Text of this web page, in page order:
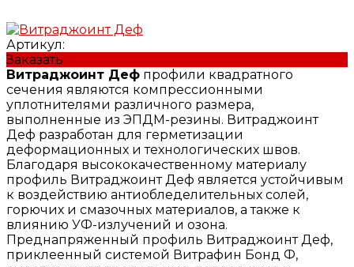
Артикул:
Заказать
Витраджоинт Деф профили квадратного
сечения являются компрессионными
уплотнителями различного размера,
выполненные из ЭПДМ-резины. Витраджоинт
Деф разработан для герметизации
деформационных и технологических швов.
Благодаря высококачественному материалу
профиль Витраджоинт Деф является устойчивым
к воздействию антиобледелительных солей,
горючих и смазочных материалов, а также к
влиянию УФ-излучений и озона.
Преднапряженный профиль Витраджоинт Деф,
приклеенный системой Витрафин Бонд Ф,